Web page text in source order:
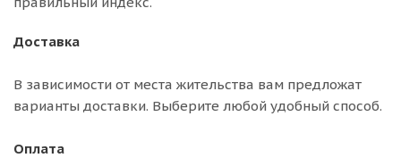
Доставка
В зависимости от места жительства вам предложат
варианты доставки. Выберите любой удобный способ.
Оплата